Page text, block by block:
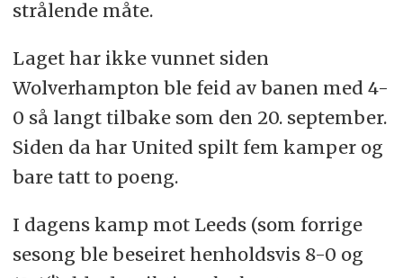
strålende måte.
Laget har ikke vunnet siden
Wolverhampton ble feid av banen med 4-
0 så langt tilbake som den 20. september.
Siden da har United spilt fem kamper og
bare tatt to poeng.
I dagens kamp mot Leeds (som forrige
sesong ble beseiret henholdsvis 8-0 og